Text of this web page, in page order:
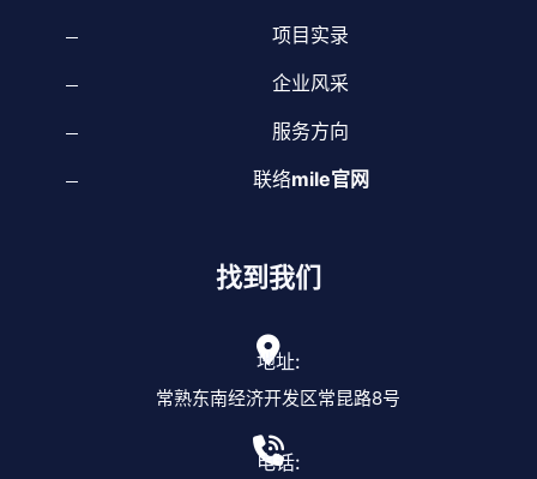
项目实录
企业风采
服务方向
联络mile官网
找到我们
地址:
常熟东南经济开发区常昆路8号
电话: